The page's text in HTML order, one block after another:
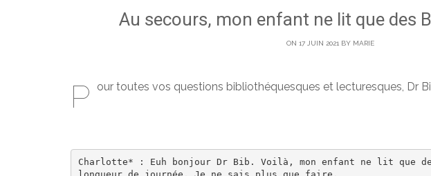
Au secours, mon enfant ne lit que des
ON 17 JUIN 2021 BY MARIE
P our toutes vos questions bibliothéquesques et lecturesques, Dr
Charlotte* : Euh bonjour Dr Bib. Voilà, mon enfant ne lit que